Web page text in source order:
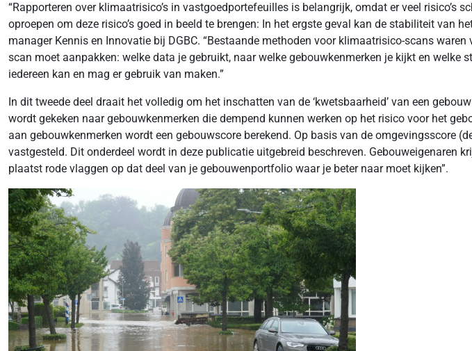
“Rapporteren over klimaatrisico’s in vastgoedportefeuilles is belangrijk, omdat er veel
oproepen om deze risico’s goed in beeld te brengen: In het ergste geval kan de stabiliteit van
manager Kennis en Innovatie bij DGBC. “Bestaande methoden voor klimaatrisico-scans
scan moet aanpakken: welke data je gebruikt, naar welke gebouwkenmerken je kijkt en
iedereen kan en mag er gebruik van maken.”
In dit tweede deel draait het volledig om het inschatten van de ‘kwetsbaarheid’ van een
wordt gekeken naar gebouwkenmerken die dempend kunnen werken op het risico voor het
aan gebouwkenmerken wordt een gebouwscore berekend. Op basis van de omgevingsscore
vastgesteld. Dit onderdeel wordt in deze publicatie uitgebreid beschreven. Gebouweigenaren
plaatst rode vlaggen op dat deel van je gebouwenportfolio waar je beter naar moet kijken”.